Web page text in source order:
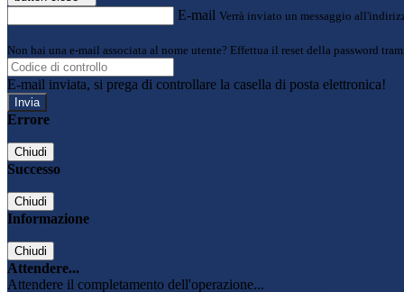
E-mail Verrà inviato un messaggio
Non hai una e-mail associata al nome utente? Effettua il reset della password
E-mail inviata, si prega di controllare la casella di posta elettronica!
Errore
Chiudi
Successo
Chiudi
Informazione
Chiudi
Attendere...
Attendere il completamento dell'operazione...